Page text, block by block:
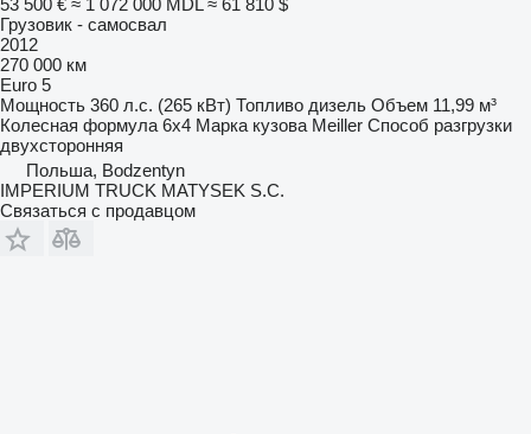
Грузовик - самосвал
2012
270 000 км
Euro 5
Мощность 360 л.с. (265 кВт) Топливо дизель Объем 11,99 м³
Колесная формула 6x4 Марка кузова Meiller Способ разгрузки
двухсторонняя
Польша, Bodzentyn
IMPERIUM TRUCK MATYSEK S.C.
Связаться с продавцом